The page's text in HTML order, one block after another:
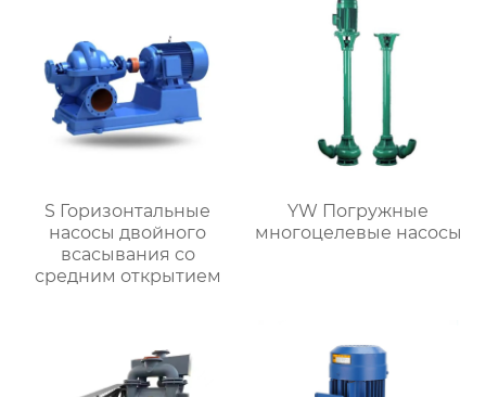
S Горизонтальные
насосы двойного
всасывания со
средним открытием
YW Погружные
многоцелевые насосы